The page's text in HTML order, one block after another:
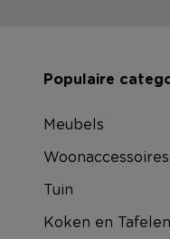
Populaire
Meubels
Woonaccessoires
Tuin
Koken en Tafelen